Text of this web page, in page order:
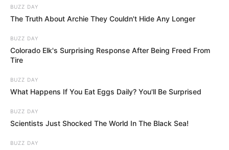
BUZZ DAY
The Truth About Archie They Couldn't Hide Any Longer
BUZZ DAY
Colorado Elk's Surprising Response After Being Freed From
Tire
BUZZ DAY
What Happens If You Eat Eggs Daily? You'll Be Surprised
BUZZ DAY
Scientists Just Shocked The World In The Black Sea!
BUZZ DAY